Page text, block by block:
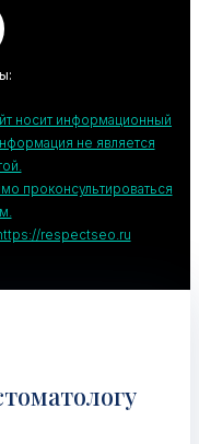
носит информационный
не является
проконсультироваться
respectseo.ru